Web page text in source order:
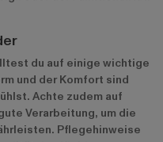
du auf einige wichtige
und der Komfort sind
Achte zudem auf
Verarbeitung, um die
Pflegehinweise